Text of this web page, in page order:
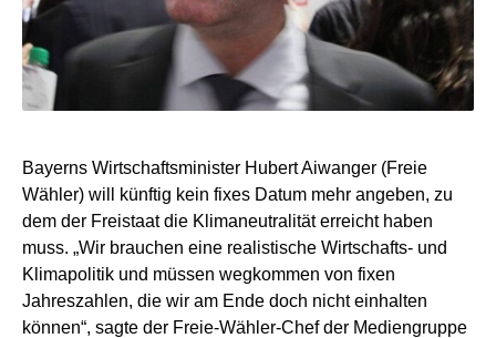
Bayerns Wirtschaftsminister Hubert Aiwanger (Freie
Wähler) will künftig kein fixes Datum mehr angeben, zu
dem der Freistaat die Klimaneutralität erreicht haben
muss. „Wir brauchen eine realistische Wirtschafts- und
Klimapolitik und müssen wegkommen von fixen
Jahreszahlen, die wir am Ende doch nicht einhalten
können“, sagte der Freie-Wähler-Chef der Mediengruppe